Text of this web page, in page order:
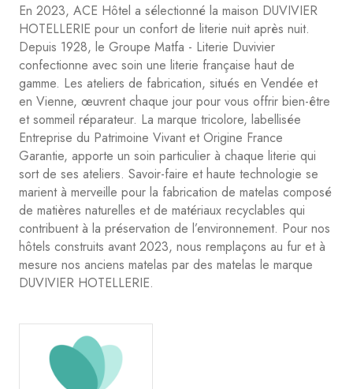
En 2023, ACE Hôtel a sélectionné la maison DUVIVIER
HOTELLERIE pour un confort de literie nuit après nuit.
Depuis 1928, le Groupe Matfa - Literie Duvivier
confectionne avec soin une literie française haut de
gamme. Les ateliers de fabrication, situés en Vendée et
en Vienne, œuvrent chaque jour pour vous offrir bien-être
et sommeil réparateur. La marque tricolore, labellisée
Entreprise du Patrimoine Vivant et Origine France
Garantie, apporte un soin particulier à chaque literie qui
sort de ses ateliers. Savoir-faire et haute technologie se
marient à merveille pour la fabrication de matelas composé
de matières naturelles et de matériaux recyclables qui
contribuent à la préservation de l’environnement. Pour nos
hôtels construits avant 2023, nous remplaçons au fur et à
mesure nos anciens matelas par des matelas le marque
DUVIVIER HOTELLERIE.